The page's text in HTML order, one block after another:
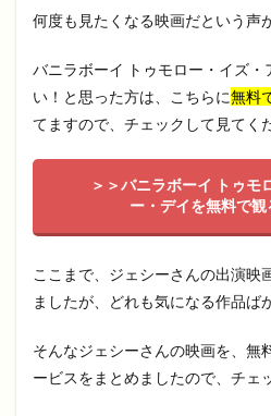
何度も見たくなる映画だという声
バニラボーイ トゥモロー・イズ
い！と思った方は、こちらに無料
てますので、チェックして見てく
＞＞バニラボーイ トゥモ
ー・デイを無料で観
ここまで、ジェシーさんの出演映
ましたが、どれも気になる作品ば
そんなジェシーさんの映画を、無
ービスをまとめましたので、チェ